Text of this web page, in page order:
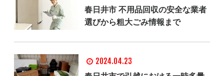
春日井市 不用品回収の安全な業者
選びから粗大ごみ情報まで
2024.04.23